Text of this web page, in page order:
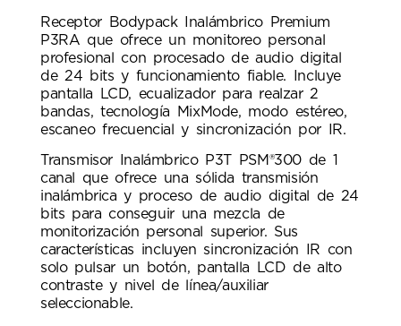
Receptor Bodypack Inalámbrico Premium
P3RA que ofrece un monitoreo personal
profesional con procesado de audio digital
de 24 bits y funcionamiento fiable. Incluye
pantalla LCD, ecualizador para realzar 2
bandas, tecnología MixMode, modo estéreo,
escaneo frecuencial y sincronización por IR.
Transmisor Inalámbrico P3T PSM®300 de 1
canal que ofrece una sólida transmisión
inalámbrica y proceso de audio digital de 24
bits para conseguir una mezcla de
monitorización personal superior. Sus
características incluyen sincronización IR con
solo pulsar un botón, pantalla LCD de alto
contraste y nivel de línea/auxiliar
seleccionable.